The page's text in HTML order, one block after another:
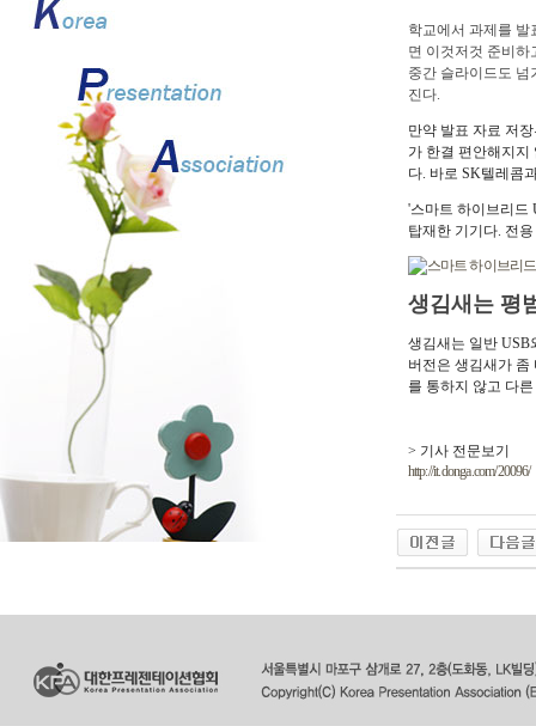
학교에서 과제를 발
면 이것저것 준비하
중간 슬라이드도 넘
진다.
만약 발표 자료 저
가 한결 편안해지지
다. 바로 SK텔레콤
'스마트 하이브리드
탑재한 기기다. 전
생김새는 평
생김새는 일반
버전은 생김새가 좀
를 통하지 않고 다
> 기사 전문보기
http://it.donga.com/20096/